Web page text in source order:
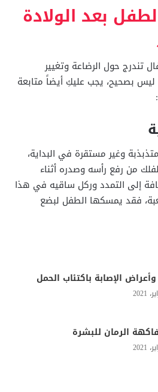
بعد الولادة
تندرج حول الرضاعة وتغيير
بصحيح، يجب عليكِ أيضاً متابعة
وغير مستقرة في البداية،
من رفع رأسه وصدره أثناء
إلى التمدد وركل ساقيه في هذا
فقد يمسكها الطفل لبضع
الإصابة باكتئاب الحمل
الرمان للبشرة